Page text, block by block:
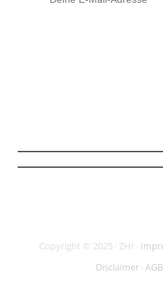
Copyright © 2025 · ZHI ·
Disclaimer· AGB